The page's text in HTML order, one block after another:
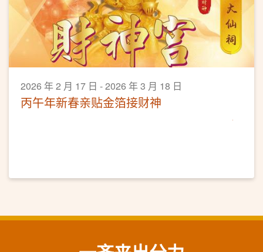
2026 年 2 月 17 日 - 2026 年 3 月 18 日
丙午年新春亲贴金箔接财神